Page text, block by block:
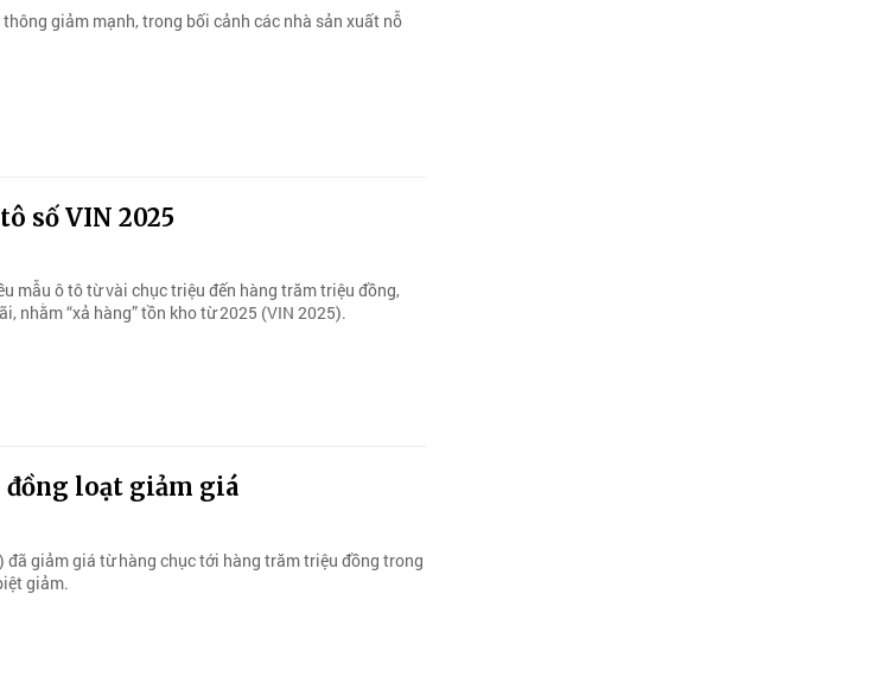
giảm mạnh, trong bối cảnh các nhà sản xuất nỗ
số VIN 2025
mẫu ô tô từ vài chục triệu đến hàng trăm triệu đồng,
nhằm “xả hàng” tồn kho từ 2025 (VIN 2025).
loạt giảm giá
đã giảm giá từ hàng chục tới hàng trăm triệu đồng trong
giảm.